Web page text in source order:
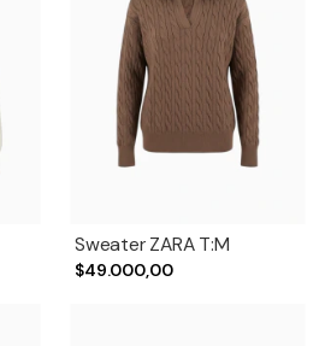
Sweater ZARA T:M
$49.000,00